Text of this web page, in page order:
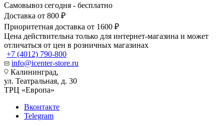
Самовывоз сегодня - бесплатно
Доставка от 800 ₽
Приоритетная доставка от 1600 ₽
Цена действительна только для интернет-магазина и может
отличаться от цен в розничных магазинах
+7 (4012) 790-800
info@icenter-store.ru
Калининград,
ул. Театральная, д. 30
ТРЦ «Европа»
Вконтакте
Telegram